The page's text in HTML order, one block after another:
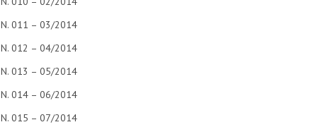
N. 011 – 03/2014
N. 012 – 04/2014
N. 013 – 05/2014
N. 014 – 06/2014
N. 015 – 07/2014